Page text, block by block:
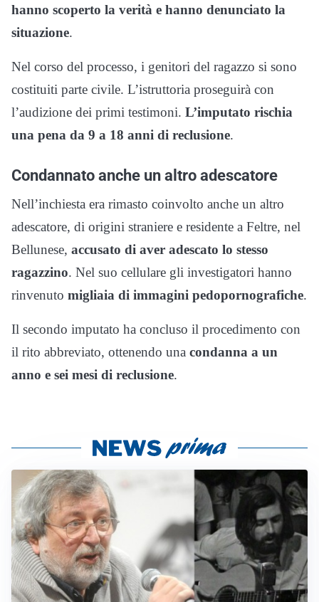
hanno scoperto la verità e hanno denunciato la
situazione.
Nel corso del processo, i genitori del ragazzo si sono
costituiti parte civile. L’istruttoria proseguirà con
l’audizione dei primi testimoni. L’imputato rischia
una pena da 9 a 18 anni di reclusione.
Condannato anche un altro adescatore
Nell’inchiesta era rimasto coinvolto anche un altro
adescatore, di origini straniere e residente a Feltre, nel
Bellunese, accusato di aver adescato lo stesso
ragazzino. Nel suo cellulare gli investigatori hanno
rinvenuto migliaia di immagini pedopornografiche.
Il secondo imputato ha concluso il procedimento con
il rito abbreviato, ottenendo una condanna a un
anno e sei mesi di reclusione.